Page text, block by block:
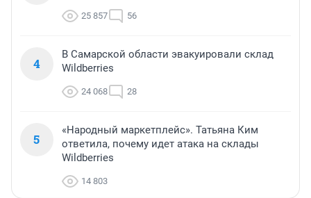
25 857 56
4
В Самарской области эвакуировали склад
Wildberries
24 068 28
5
«Народный маркетплейс». Татьяна Ким
ответила, почему идет атака на склады
Wildberries
14 803